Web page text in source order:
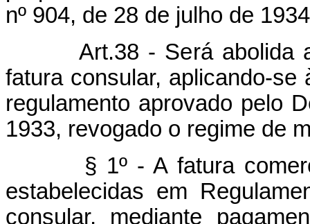
nº 904, de 28 de julho de
Art.38 - Será abolida a
fatura consular, aplicando-
regulamento aprovado pelo
1933, revogado o regime de
§ 1º - A fatura
estabelecidas em
consular, mediante